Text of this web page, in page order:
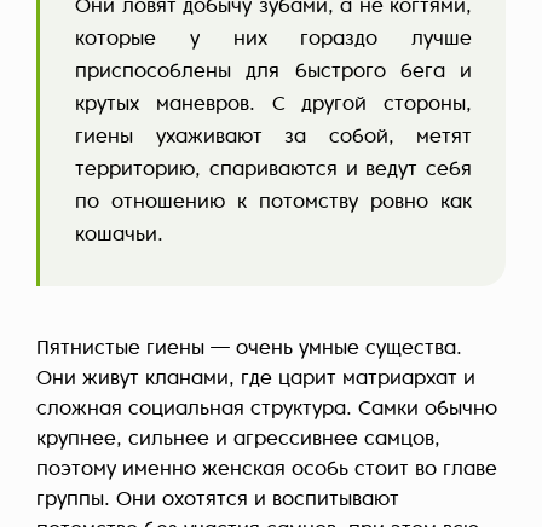
Они ловят добычу зубами, а не когтями,
которые у них гораздо лучше
приспособлены для быстрого бега и
крутых маневров. С другой стороны,
гиены ухаживают за собой, метят
территорию, спариваются и ведут себя
по отношению к потомству ровно как
кошачьи.
Пятнистые гиены — очень умные существа.
Они живут кланами, где царит матриархат и
сложная социальная структура. Самки обычно
крупнее, сильнее и агрессивнее самцов,
поэтому именно женская особь стоит во главе
группы. Они охотятся и воспитывают